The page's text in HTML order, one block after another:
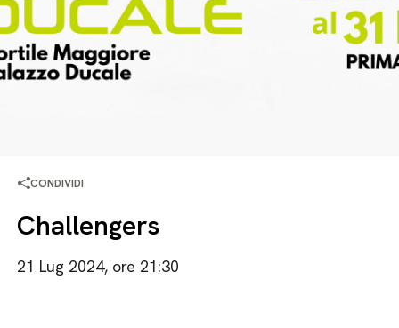
CONDIVIDI
Challengers
21 Lug 2024, ore 21:30